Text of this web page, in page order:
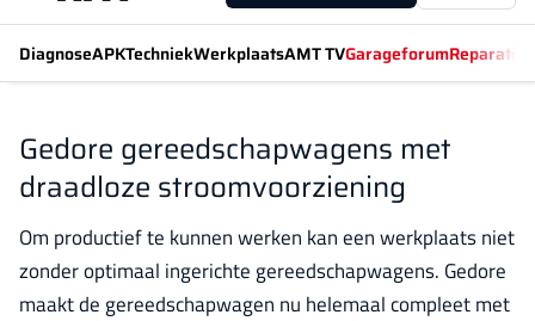
DiagnoseAPKTechniekWerkplaatsAMT TVGarageforum
Gedore gereedschapwagens met
draadloze stroomvoorziening
Om productief te kunnen werken kan een werkplaats niet
zonder optimaal ingerichte gereedschapwagens. Gedore
maakt de gereedschapwagen nu helemaal compleet met